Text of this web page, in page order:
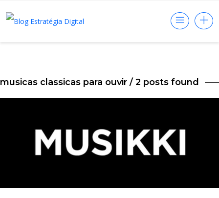
musicas classicas para ouvir / 2 posts found